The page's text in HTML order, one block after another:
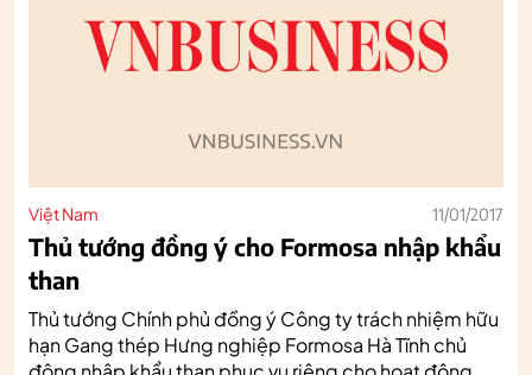
Việt Nam 11/01/2017
Thủ tướng đồng ý cho Formosa nhập khẩu
than
Thủ tướng Chính phủ đồng ý Công ty trách nhiệm hữu
hạn Gang thép Hưng nghiệp Formosa Hà Tĩnh chủ